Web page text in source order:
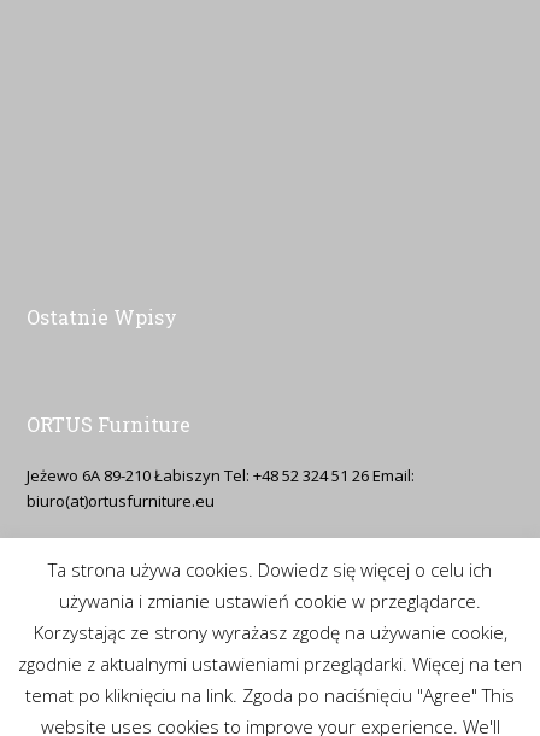
Ostatnie Wpisy
ORTUS Furniture
Jeżewo 6A 89-210 Łabiszyn Tel: +48 52 324 51 26 Email:
biuro(at)ortusfurniture.eu
Polityka Prywatności
https://www.ortusfurniture.eu/polityka-prywatnosci/
Ta strona używa cookies. Dowiedz się więcej o celu ich
używania i zmianie ustawień cookie w przeglądarce.
Korzystając ze strony wyrażasz zgodę na używanie cookie,
zgodnie z aktualnymi ustawieniami przeglądarki. Więcej na ten
temat po kliknięciu na link. Zgoda po naciśnięciu "Agree" This
website uses cookies to improve your experience. We'll